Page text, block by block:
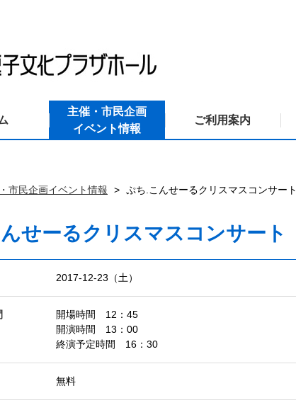
主催・市民企画
イベント情報
ご利用案内
市民企画イベント情報 ぷち.こんせーるクリスマスコンサート
せーるクリスマスコンサート
2017-12-23（土）
開場時間 12：45
開演時間 13：00
終演予定時間 16：30
無料